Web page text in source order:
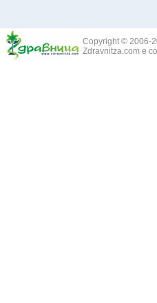
Copyright © 2006-
Zdravnitza.com е